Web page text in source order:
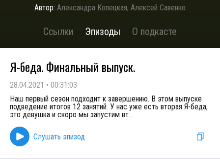
Автор: Александра Копецкая, Алексей Савенко
Ссылки Эпизоды О подкасте
Я-беда. Финальный выпуск.
28.04.2021 • 00:31:03
Наш первый сезон подходит к завершению. В этом выпуске
подведение итогов 12 занятий. У нас уже есть вторая Я-беда,
это девушка и скоро мы запустим вт...
Слушать эпизод